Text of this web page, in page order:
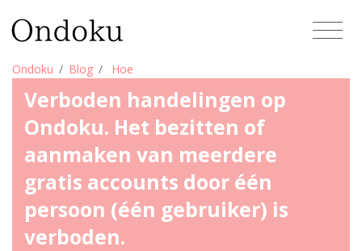
Ondoku Blog Hoe
Verboden handelingen op
Ondoku. Het bezitten of
aanmaken van meerdere
gratis accounts door één
persoon (één gebruiker) is
verboden.